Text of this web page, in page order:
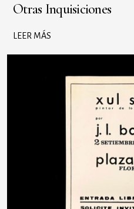
Otras Inquisiciones
LEER MÁS